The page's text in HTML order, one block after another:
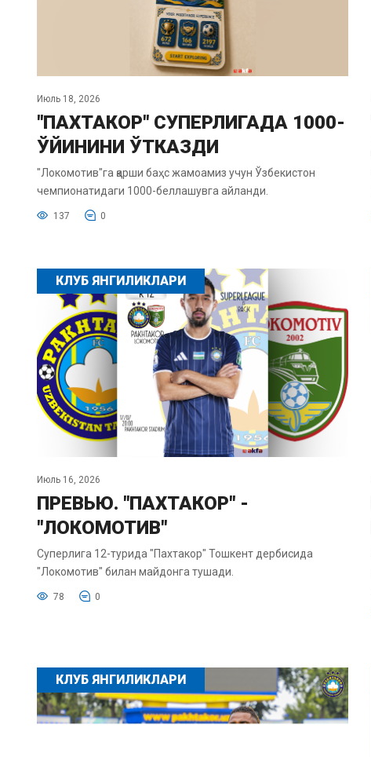
Июль 18, 2026
"ПАХТАКОР" СУПЕРЛИГАДА 1000-
ЎЙИНИНИ ЎТКАЗДИ
"Локомотив"га қарши баҳс жамоамиз учун Ўзбекистон
чемпионатидаги 1000-беллашувга айланди.
137 0
КЛУБ ЯНГИЛИКЛАРИ
Июль 16, 2026
ПРЕВЬЮ. "ПАХТАКОР" -
"ЛОКОМОТИВ"
Суперлига 12-турида "Пахтакор" Тошкент дербисида
"Локомотив" билан майдонга тушади.
78 0
КЛУБ ЯНГИЛИКЛАРИ